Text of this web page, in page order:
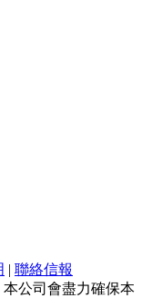
| 聯絡信報
公司會盡力確保本